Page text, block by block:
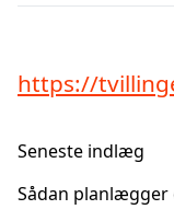
https://
Seneste indlæg
Sådan